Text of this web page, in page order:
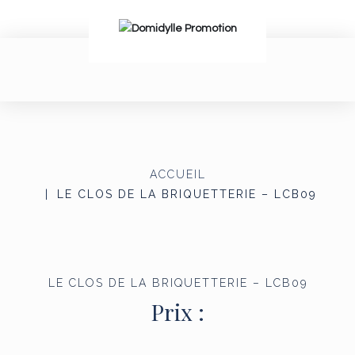
ACCUEIL
LE CLOS DE LA BRIQUETTERIE – LCB09
LE CLOS DE LA BRIQUETTERIE – LCB09
Prix :